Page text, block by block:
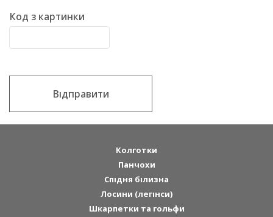
Код з картинки
Відправити
Колготки
Панчохи
Спідня білизна
Лосини (легінси)
Шкарпетки та гольфи